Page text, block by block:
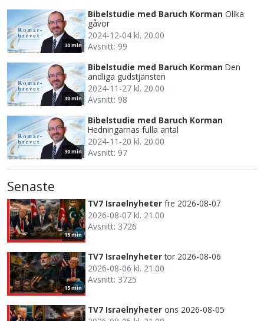
30 min
Bibelstudie med Baruch Korman Olika
gåvor
2024-12-04 kl. 20.00
Avsnitt: 99
30 min
Bibelstudie med Baruch Korman Den
andliga gudstjänsten
2024-11-27 kl. 20.00
Avsnitt: 98
30 min
Bibelstudie med Baruch Korman
Hedningarnas fulla antal
2024-11-20 kl. 20.00
Avsnitt: 97
Senaste
15 min
TV7 Israelnyheter fre 2026-08-07
2026-08-07 kl. 21.00
Avsnitt: 3726
15 min
TV7 Israelnyheter tor 2026-08-06
2026-08-06 kl. 21.00
Avsnitt: 3725
TV7 Israelnyheter ons 2026-08-05